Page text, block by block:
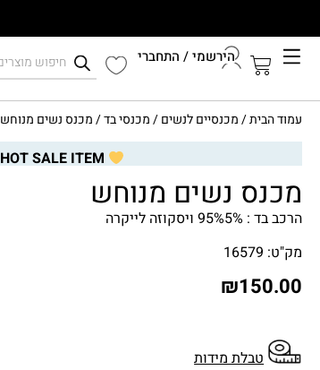
הירשמי / התחברי
עמוד הבית/מכנסיים לנשים/מכנסי בד/ מכנס נשים מנוחש
מכנס נשים מנוחש
הרכב בד : 95%5% ויסקוזה לייקרה
מק"ט: 16579
₪150.00
טבלת מידות